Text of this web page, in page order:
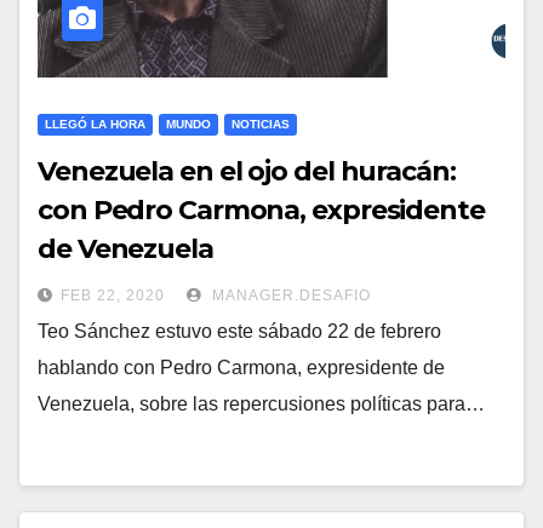
LLEGÓ LA HORA MUNDO NOTICIAS
Venezuela en el ojo del huracán:
con Pedro Carmona, expresidente
de Venezuela
FEB 22, 2020 MANAGER.DESAFIO
Teo Sánchez estuvo este sábado 22 de febrero
hablando con Pedro Carmona, expresidente de
Venezuela, sobre las repercusiones políticas para…